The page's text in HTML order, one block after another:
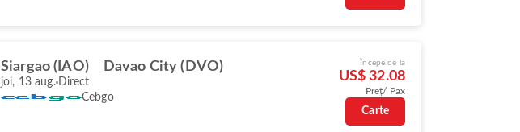
Siargao (IAO) Davao City (DVO)
joi, 13 aug. Direct
Cebgo
Începe de la
US$ 32.08
Preț/ Pax
Carte